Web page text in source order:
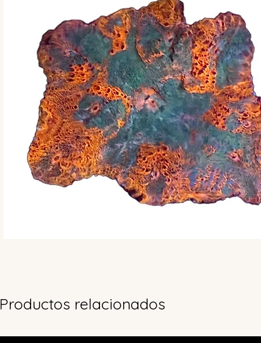
Productos relacionados